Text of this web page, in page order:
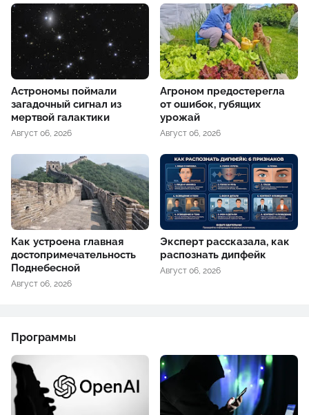
Астрономы поймали
загадочный сигнал из
мертвой галактики
Август 06, 2026
Агроном предостерегла
от ошибок, губящих
урожай
Август 06, 2026
Как устроена главная
достопримечательность
Поднебесной
Август 06, 2026
Эксперт рассказала, как
распознать дипфейк
Август 06, 2026
Программы